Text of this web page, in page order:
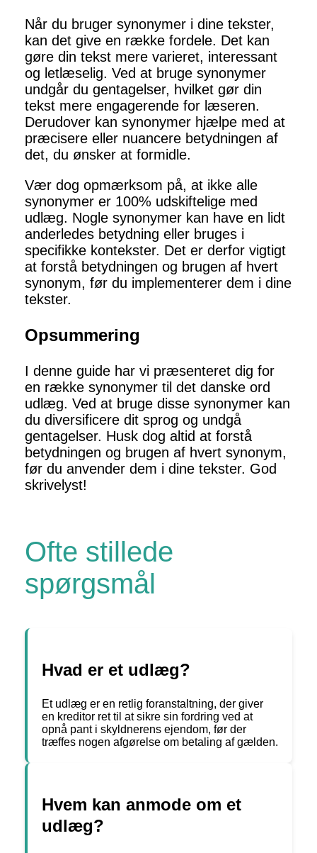
Når du bruger synonymer i dine tekster,
kan det give en række fordele. Det kan
gøre din tekst mere varieret, interessant
og letlæselig. Ved at bruge synonymer
undgår du gentagelser, hvilket gør din
tekst mere engagerende for læseren.
Derudover kan synonymer hjælpe med at
præcisere eller nuancere betydningen af
det, du ønsker at formidle.
Vær dog opmærksom på, at ikke alle
synonymer er 100% udskiftelige med
udlæg. Nogle synonymer kan have en lidt
anderledes betydning eller bruges i
specifikke kontekster. Det er derfor vigtigt
at forstå betydningen og brugen af hvert
synonym, før du implementerer dem i dine
tekster.
Opsummering
I denne guide har vi præsenteret dig for
en række synonymer til det danske ord
udlæg. Ved at bruge disse synonymer kan
du diversificere dit sprog og undgå
gentagelser. Husk dog altid at forstå
betydningen og brugen af hvert synonym,
før du anvender dem i dine tekster. God
skrivelyst!
Ofte stillede
spørgsmål
Hvad er et udlæg?
Et udlæg er en retlig foranstaltning, der giver
en kreditor ret til at sikre sin fordring ved at
opnå pant i skyldnerens ejendom, før der
træffes nogen afgørelse om betaling af gælden.
Hvem kan anmode om et
udlæg?